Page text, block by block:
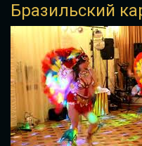
Бразильский